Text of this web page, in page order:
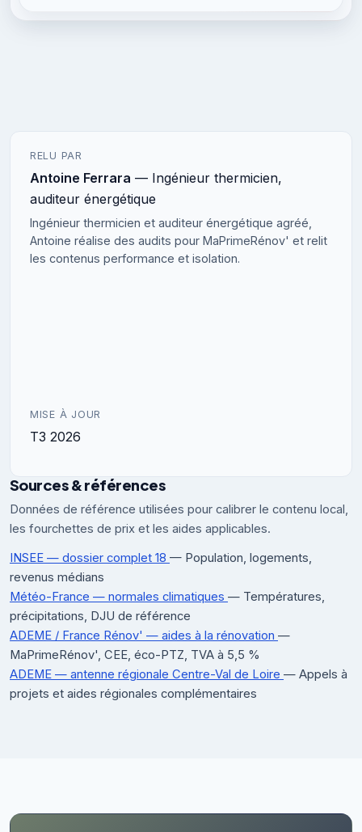
RELU PAR
Antoine Ferrara — Ingénieur thermicien,
auditeur énergétique
Ingénieur thermicien et auditeur énergétique agréé,
Antoine réalise des audits pour MaPrimeRénov' et relit
les contenus performance et isolation.
MISE À JOUR
T3 2026
Sources & références
Données de référence utilisées pour calibrer le contenu local,
les fourchettes de prix et les aides applicables.
INSEE — dossier complet 18 — Population, logements,
revenus médians
Météo-France — normales climatiques — Températures,
précipitations, DJU de référence
ADEME / France Rénov' — aides à la rénovation —
MaPrimeRénov', CEE, éco-PTZ, TVA à 5,5 %
ADEME — antenne régionale Centre-Val de Loire — Appels à
projets et aides régionales complémentaires